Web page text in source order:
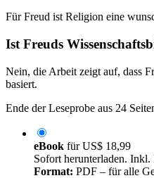
Für Freud ist Religion eine
Ist Freuds
Nein, die Arbeit zeigt auf, dass
basiert.
Ende der Leseprobe aus 24
eBook fürUS$ 18,99
Sofort herunterladen.
Format: PDF – für alle